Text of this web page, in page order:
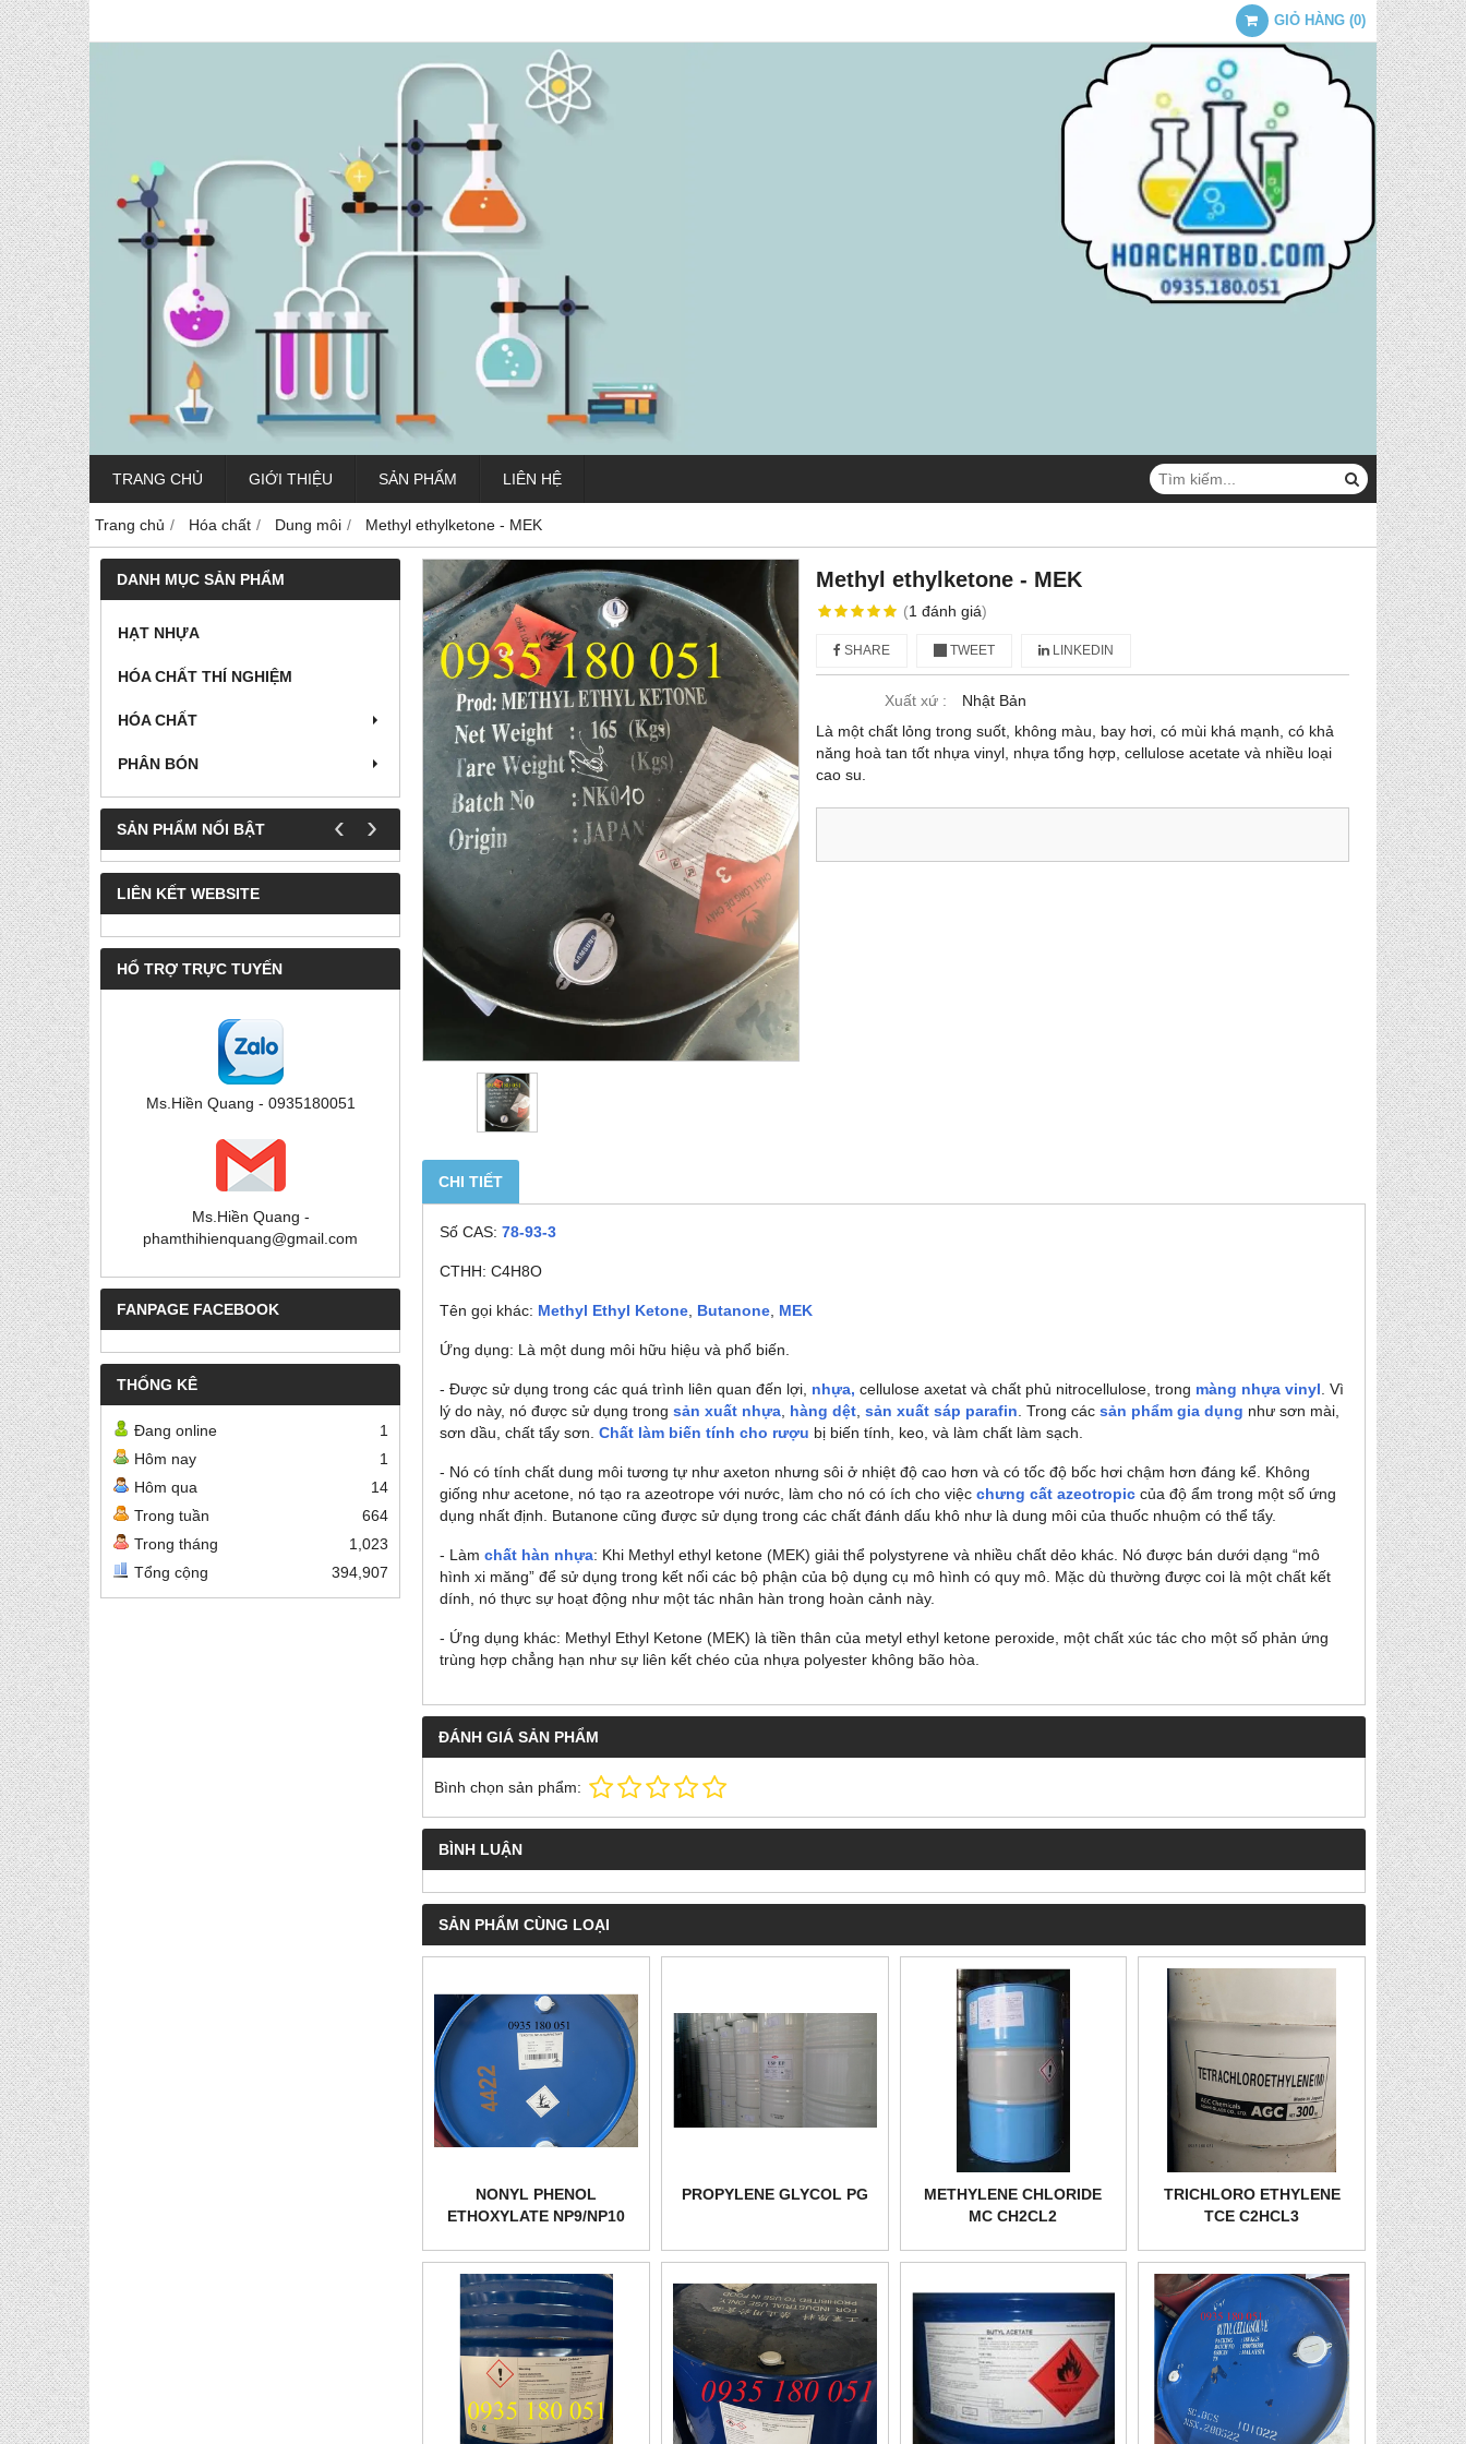
GIỎ HÀNG (0)
TRANG CHỦ GIỚI THIỆU SẢN PHẨM LIÊN HỆ
Trang chủ Hóa chất Dung môi Methyl ethylketone - MEK
DANH MỤC SẢN PHẨM
HẠT NHỰA
HÓA CHẤT THÍ NGHIỆM
HÓA CHẤT
PHÂN BÓN
SẢN PHẨM NỔI BẬT ‹ ›
LIÊN KẾT WEBSITE
HỔ TRỢ TRỰC TUYẾN
Ms.Hiền Quang - 0935180051
Ms.Hiền Quang -
phamthihienquang@gmail.com
FANPAGE FACEBOOK
THỐNG KÊ
Đang online
1
Hôm nay
1
Hôm qua
14
Trong tuần
664
Trong tháng
1,023
Tổng cộng
394,907
Methyl ethylketone - MEK
(1 đánh giá)
SHARE TWEET LINKEDIN
Xuất xứ :
Nhật Bản
Là một chất lỏng trong suốt, không màu, bay hơi, có mùi khá mạnh, có khả
năng hoà tan tốt nhựa vinyl, nhựa tổng hợp, cellulose acetate và nhiều loại
cao su.
CHI TIẾT
Số CAS: 78-93-3
CTHH: C4H8O
Tên gọi khác: Methyl Ethyl Ketone, Butanone, MEK
Ứng dụng: Là một dung môi hữu hiệu và phổ biến.
- Được sử dụng trong các quá trình liên quan đến lợi, nhựa, cellulose axetat và chất phủ nitrocellulose, trong màng nhựa vinyl. Vì
lý do này, nó được sử dụng trong sản xuất nhựa, hàng dệt, sản xuất sáp parafin. Trong các sản phẩm gia dụng như sơn mài,
sơn dầu, chất tẩy sơn. Chất làm biến tính cho rượu bị biến tính, keo, và làm chất làm sạch.
- Nó có tính chất dung môi tương tự như axeton nhưng sôi ở nhiệt độ cao hơn và có tốc độ bốc hơi chậm hơn đáng kể. Không
giống như acetone, nó tạo ra azeotrope với nước, làm cho nó có ích cho việc chưng cất azeotropic của độ ẩm trong một số ứng
dụng nhất định. Butanone cũng được sử dụng trong các chất đánh dấu khô như là dung môi của thuốc nhuộm có thể tẩy.
- Làm chất hàn nhựa: Khi Methyl ethyl ketone (MEK) giải thể polystyrene và nhiều chất dẻo khác. Nó được bán dưới dạng “mô
hình xi măng” để sử dụng trong kết nối các bộ phận của bộ dụng cụ mô hình có quy mô. Mặc dù thường được coi là một chất kết
dính, nó thực sự hoạt động như một tác nhân hàn trong hoàn cảnh này.
- Ứng dụng khác: Methyl Ethyl Ketone (MEK) là tiền thân của metyl ethyl ketone peroxide, một chất xúc tác cho một số phản ứng
trùng hợp chẳng hạn như sự liên kết chéo của nhựa polyester không bão hòa.
ĐÁNH GIÁ SẢN PHẨM
Bình chọn sản phẩm:
BÌNH LUẬN
SẢN PHẨM CÙNG LOẠI
NONYL PHENOL
ETHOXYLATE NP9/NP10
PROPYLENE GLYCOL PG
METHYLENE CHLORIDE
MC CH2CL2
TRICHLORO ETHYLENE
TCE C2HCL3